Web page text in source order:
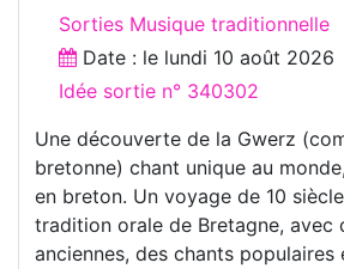
Sorties Musique traditionnelle
Date : le lundi 10 août 2026
Idée sortie n° 340302
Une découverte de la Gwerz
bretonne) chant unique au
en breton. Un voyage de 10
tradition orale de Bretagne, avec
anciennes, des chants populaires